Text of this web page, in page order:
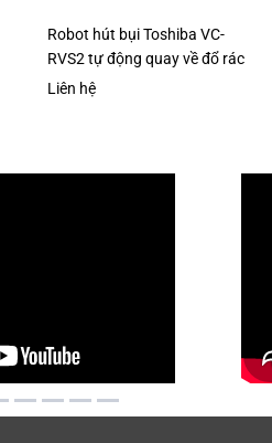
Robot hút bụi Toshiba VC-
RVS2 tự động quay về đổ rác
Liên hệ